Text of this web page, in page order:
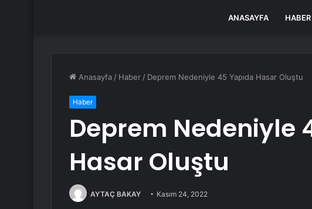
ANASAYFA HABER
Anasayfa / Haber / Deprem Nedeniyle 45 Yapıda Hasar Oluştu
Haber
Deprem Nedeniyle
Hasar Oluştu
AYTAÇ BAKAY Kasım 24, 2022